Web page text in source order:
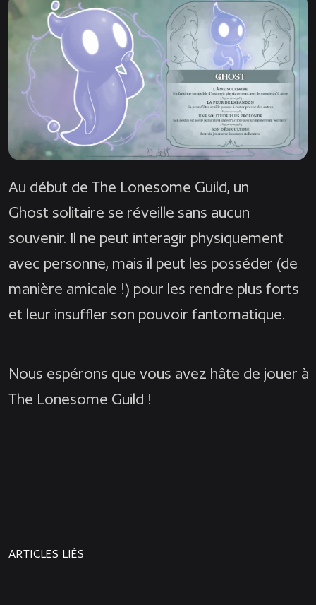
Au début de The Lonesome Guild, un
Ghost solitaire se réveille sans aucun
souvenir. Il ne peut interagir physiquement
avec personne, mais il peut les posséder (de
manière amicale !) pour les rendre plus forts
et leur insuffler son pouvoir fantomatique.
Nous espérons que vous avez hâte de jouer à
The Lonesome Guild !
ARTICLES LIÉS